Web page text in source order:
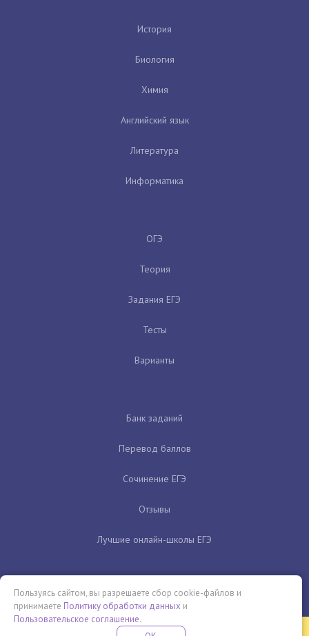
История
Биология
Химия
Английский язык
Литература
Информатика
ОГЭ
Теория
Задания ЕГЭ
Тесты
Варианты
Банк заданий
Перевод баллов
Сочинение ЕГЭ
Отзывы
Лучшие онлайн-школы ЕГЭ
Пользуясь сайтом, вы разрешаете сбор cookie-файлов и
принимаете Политику обработки данных и
Пользовательское соглашение.